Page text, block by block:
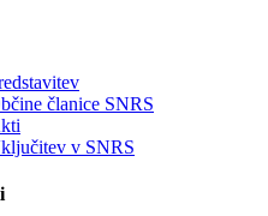
članice SNRS
v SNRS